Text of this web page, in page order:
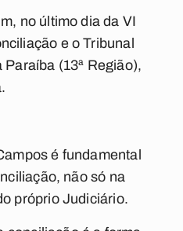
no último dia da VI
e o Tribunal
(13ª Região),
é fundamental
não só na
próprio Judiciário.